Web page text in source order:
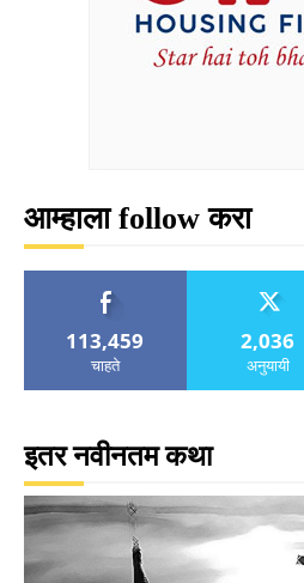
आम्हाला follow करा
113,459
चाहते
2,036
अनुयायी
इतर नवीनतम कथा